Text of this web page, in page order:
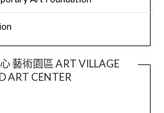
藝術園區 ART VILLAGE
ART CENTER